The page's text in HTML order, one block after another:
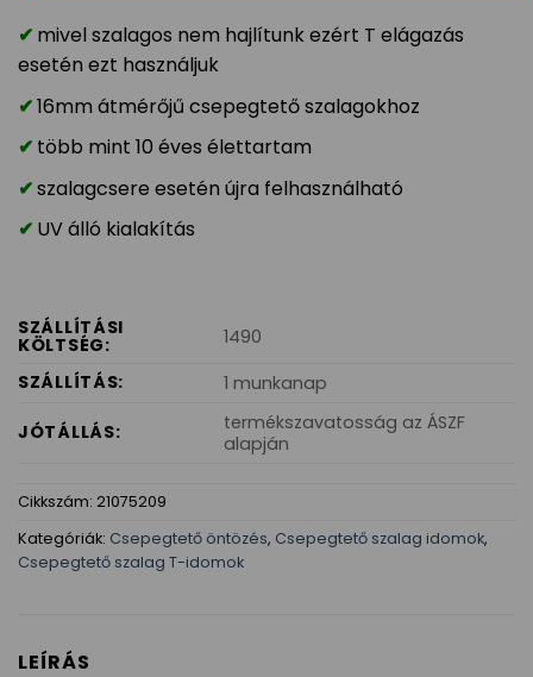
mivel szalagos nem hajlítunk ezért T elágazás
esetén ezt használjuk
16mm átmérőjű csepegtető szalagokhoz
több mint 10 éves élettartam
szalagcsere esetén újra felhasználható
UV álló kialakítás
SZÁLLÍTÁSI
KÖLTSÉG:
1490
SZÁLLÍTÁS:
1 munkanap
JÓTÁLLÁS:
termékszavatosság az ÁSZF
alapján
Cikkszám: 21075209
Kategóriák: Csepegtető öntözés, Csepegtető szalag idomok,
Csepegtető szalag T-idomok
LEÍRÁS